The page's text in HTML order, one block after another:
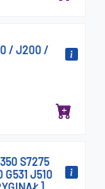
/ J200 /
S7275
G531 J510